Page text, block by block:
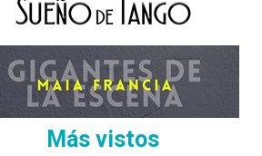
Más vistos